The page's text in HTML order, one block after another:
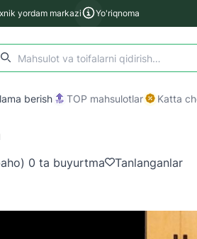
yordam markazi Yo'riqnoma
berish TOP mahsulotlar Katta
0 ta buyurtma Tanlanganlar